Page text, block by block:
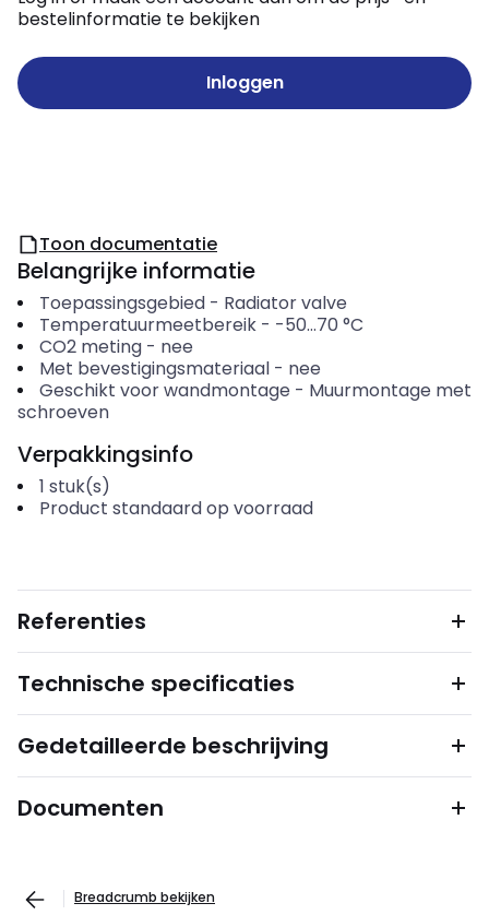
bestelinformatie te bekijken
Inloggen
Toon documentatie
Belangrijke informatie
Toepassingsgebied- Radiator valve
Temperatuurmeetbereik- -50...70 °C
CO2 meting- nee
Met bevestigingsmateriaal- nee
Geschikt voor wandmontage - Muurmontage met
schroeven
Verpakkingsinfo
1 stuk(s)
Product standaard op voorraad
Referenties
Technische specificaties
Gedetailleerde beschrijving
Documenten
Breadcrumb bekijken